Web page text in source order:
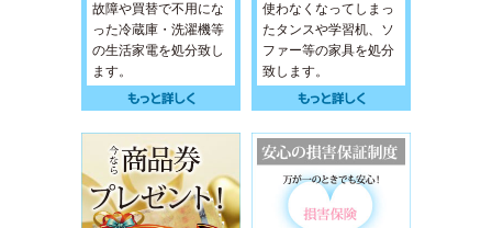
故障や買替で不用にな
った冷蔵庫・洗濯機等
の生活家電を処分致し
ます。
使わなくなってしまっ
たタンスや学習机、ソ
ファー等の家具を処分
致します。